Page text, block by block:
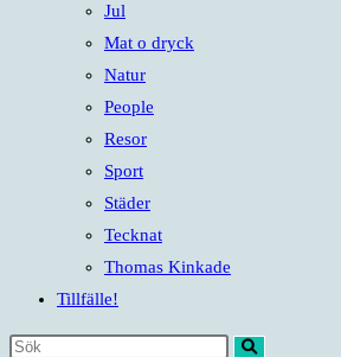
Jul
Mat o dryck
Natur
People
Resor
Sport
Städer
Tecknat
Thomas Kinkade
Tillfälle!
Sök